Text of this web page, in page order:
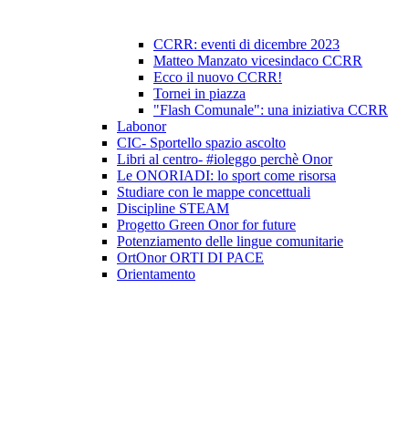
CCRR: eventi di dicembre 2023
Matteo Manzato vicesindaco CCRR
Ecco il nuovo CCRR!
Tornei in piazza
"Flash Comunale": una iniziativa CCRR
Labonor
CIC- Sportello spazio ascolto
Libri al centro- #ioleggo perchè Onor
Le ONORIADI: lo sport come risorsa
Studiare con le mappe concettuali
Discipline STEAM
Progetto Green Onor for future
Potenziamento delle lingue comunitarie
OrtOnor ORTI DI PACE
Orientamento